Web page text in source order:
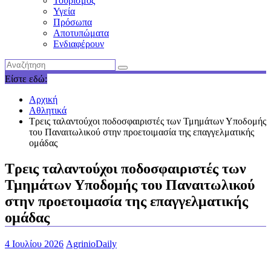
Υγεία
Πρόσωπα
Αποτυπώματα
Ενδιαφέρουν
Είστε εδώ:
Αρχική
Αθλητικά
Τρεις ταλαντούχοι ποδοσφαιριστές των Τμημάτων Υποδομής
του Παναιτωλικού στην προετοιμασία της επαγγελματικής
ομάδας
Τρεις ταλαντούχοι ποδοσφαιριστές των
Τμημάτων Υποδομής του Παναιτωλικού
στην προετοιμασία της επαγγελματικής
ομάδας
4 Ιουλίου 2026 AgrinioDaily